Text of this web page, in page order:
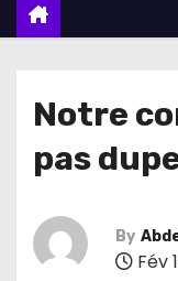
c
Notre
pas
By
Fév